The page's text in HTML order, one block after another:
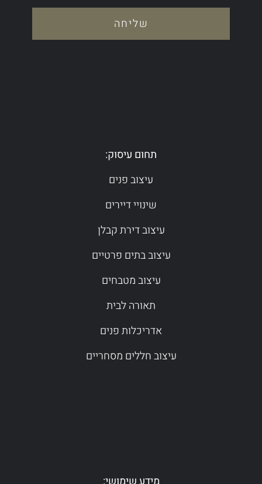
תחום עיסוק:
עיצוב פנים
שינויי דיירים
עיצוב דירת קבלן
עיצוב בתים פרטיים
עיצוב מטבחים
תאורה לבית
אדריכלות פנים
עיצוב חללים מסחריים